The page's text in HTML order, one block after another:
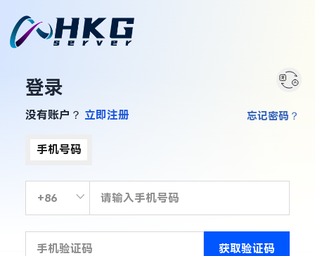
登录
没有账户？ 立即注册
手机号码
获取验证码
忘记密码？